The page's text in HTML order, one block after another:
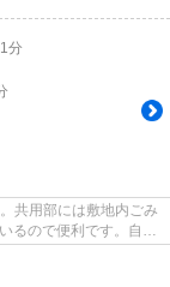
分
共用部には敷地内ごみ
るので便利です。自走